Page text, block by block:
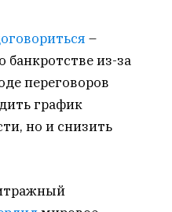
–
банкротстве из-за
переговоров
график
но и снизить